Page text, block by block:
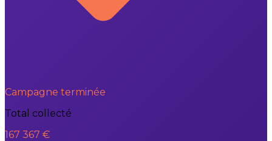
Campagne terminée
Total collecté
167 367 €